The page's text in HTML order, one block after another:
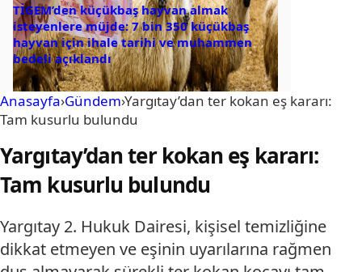
TİGEM’den küçükbaş hayvan almak
isteyenlere müjde: 7 bin 350 küçükbaş
hayvan için ihale tarihi ve muhammen
bedeli açıklandı
Anasayfa›Gündem›Yargıtay’dan ter kokan eş kararı:
Tam kusurlu bulundu
Yargıtay’dan ter kokan eş kararı:
Tam kusurlu bulundu
Yargıtay 2. Hukuk Dairesi, kişisel temizliğine
dikkat etmeyen ve eşinin uyarılarına rağmen